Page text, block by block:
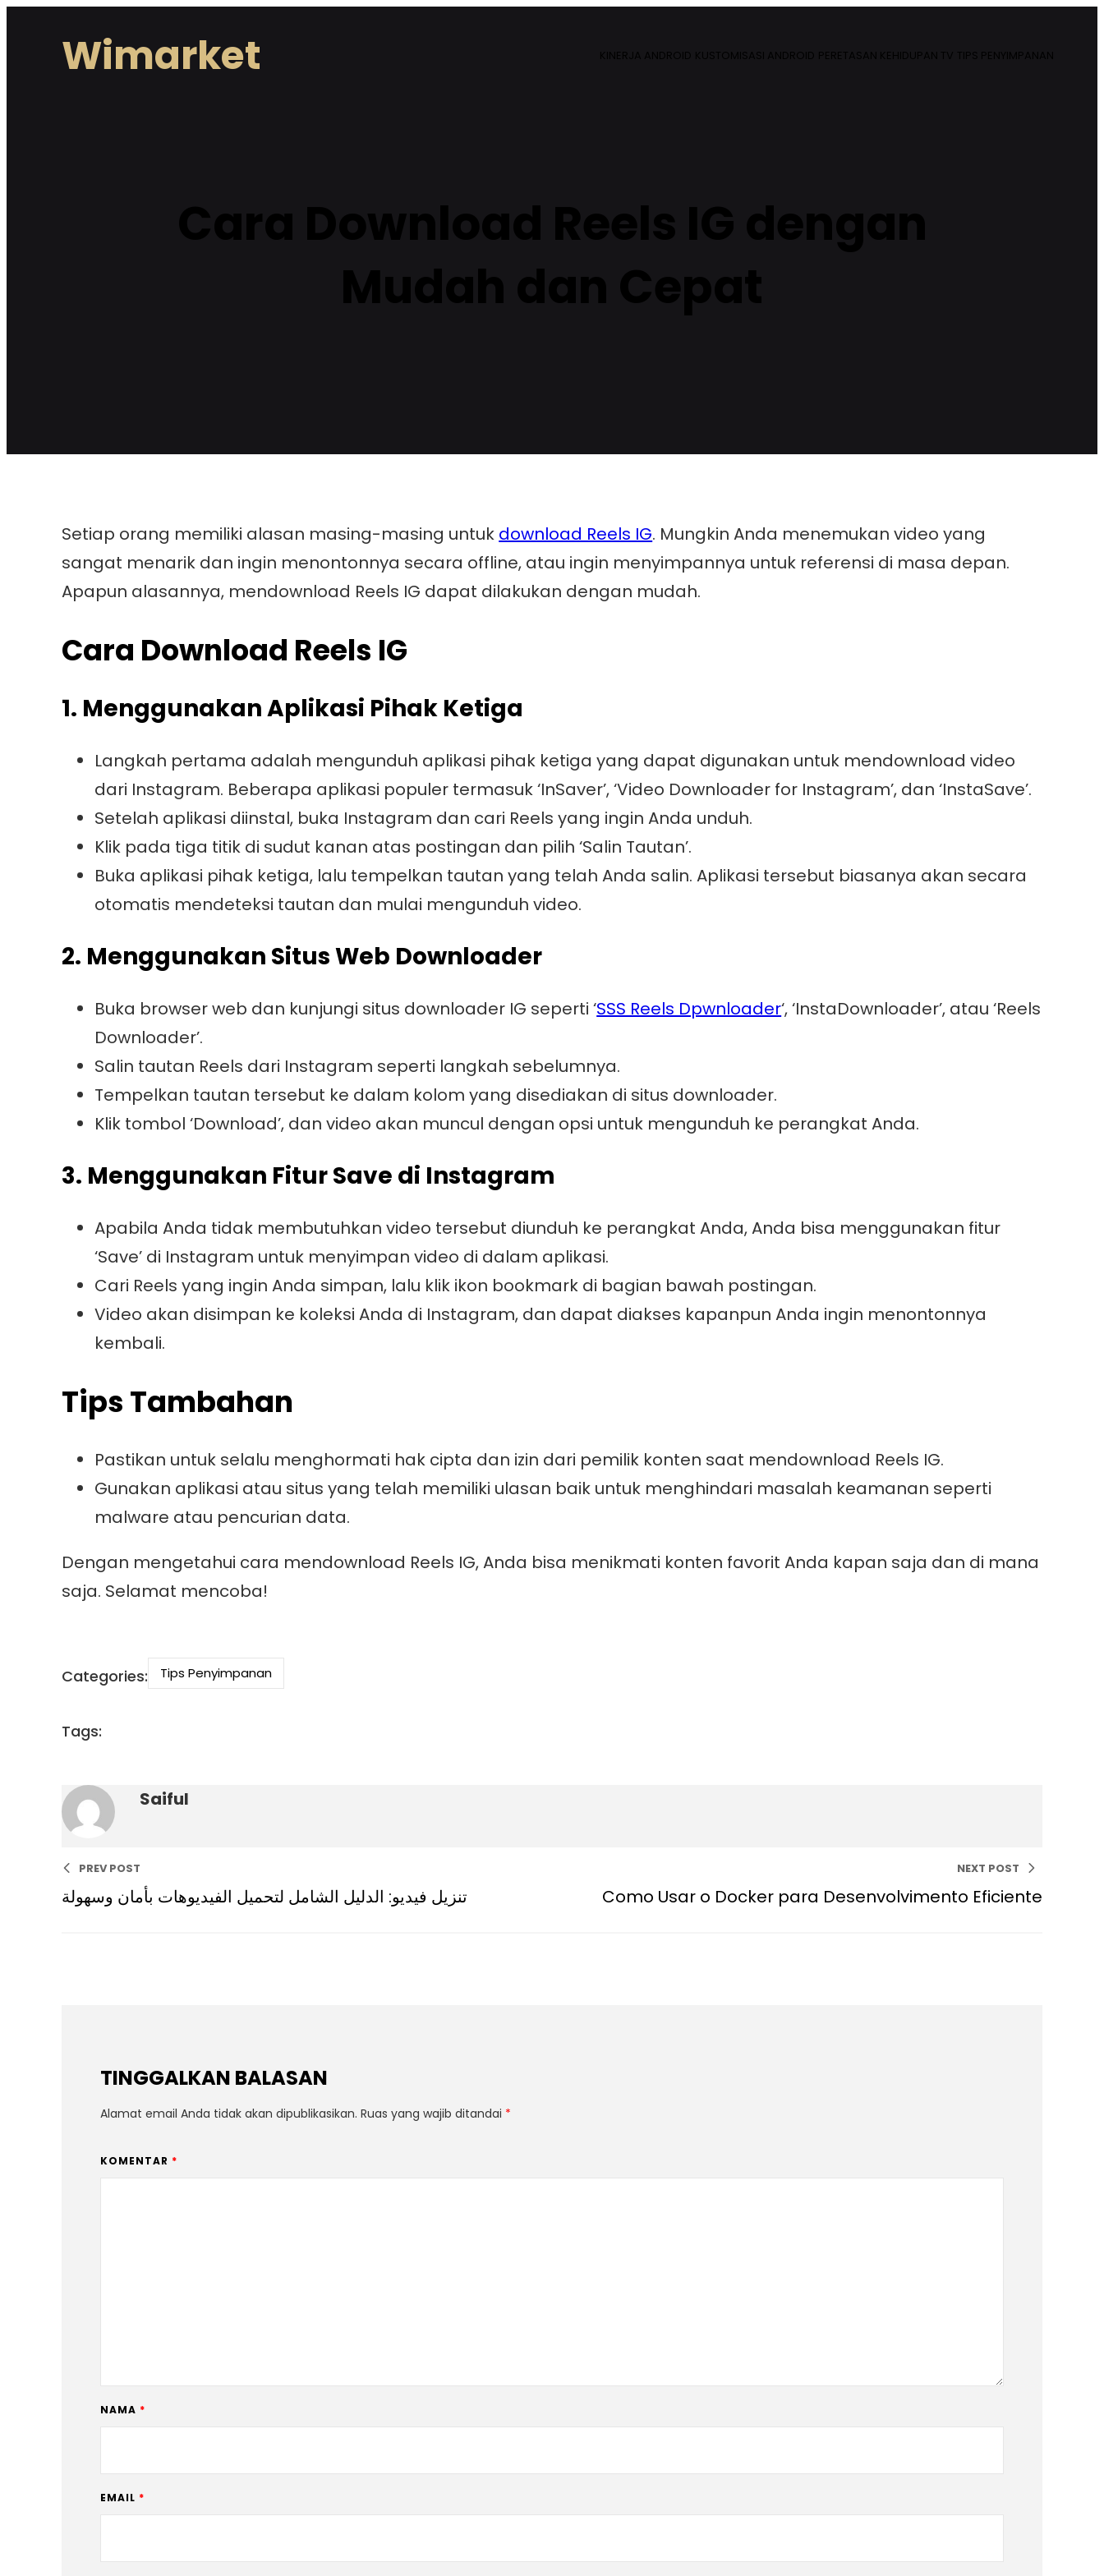
Wimarket
Setiap orang memiliki alasan masing-masing untuk download Reels IG. Mungkin Anda menemukan video yang
sangat menarik dan ingin menontonnya secara offline, atau ingin menyimpannya untuk referensi di masa depan.
Apapun alasannya, mendownload Reels IG dapat dilakukan dengan mudah.
Cara Download Reels IG
1. Menggunakan Aplikasi Pihak Ketiga
Langkah pertama adalah mengunduh aplikasi pihak ketiga yang dapat digunakan untuk mendownload video
dari Instagram. Beberapa aplikasi populer termasuk ‘InSaver’, ‘Video Downloader for Instagram’, dan ‘InstaSave’.
Setelah aplikasi diinstal, buka Instagram dan cari Reels yang ingin Anda unduh.
Klik pada tiga titik di sudut kanan atas postingan dan pilih ‘Salin Tautan’.
Buka aplikasi pihak ketiga, lalu tempelkan tautan yang telah Anda salin. Aplikasi tersebut biasanya akan secara
otomatis mendeteksi tautan dan mulai mengunduh video.
2. Menggunakan Situs Web Downloader
Buka browser web dan kunjungi situs downloader IG seperti ‘SSS Reels Dpwnloader‘, ‘InstaDownloader’, atau ‘Reels
Downloader’.
Salin tautan Reels dari Instagram seperti langkah sebelumnya.
Tempelkan tautan tersebut ke dalam kolom yang disediakan di situs downloader.
Klik tombol ‘Download’, dan video akan muncul dengan opsi untuk mengunduh ke perangkat Anda.
3. Menggunakan Fitur Save di Instagram
Apabila Anda tidak membutuhkan video tersebut diunduh ke perangkat Anda, Anda bisa menggunakan fitur
‘Save’ di Instagram untuk menyimpan video di dalam aplikasi.
Cari Reels yang ingin Anda simpan, lalu klik ikon bookmark di bagian bawah postingan.
Video akan disimpan ke koleksi Anda di Instagram, dan dapat diakses kapanpun Anda ingin menontonnya
kembali.
Tips Tambahan
Pastikan untuk selalu menghormati hak cipta dan izin dari pemilik konten saat mendownload Reels IG.
Gunakan aplikasi atau situs yang telah memiliki ulasan baik untuk menghindari masalah keamanan seperti
malware atau pencurian data.
Dengan mengetahui cara mendownload Reels IG, Anda bisa menikmati konten favorit Anda kapan saja dan di mana
saja. Selamat mencoba!
Categories: Tips Penyimpanan
Tags:
Saiful
PREV POST
تنزيل فيديو: الدليل الشامل لتحميل الفيديوهات بأمان وسهولة
NEXT POST
Como Usar o Docker para Desenvolvimento Eficiente
TINGGALKAN BALASAN
Alamat email Anda tidak akan dipublikasikan. Ruas yang wajib ditandai *
KOMENTAR *
NAMA *
EMAIL *